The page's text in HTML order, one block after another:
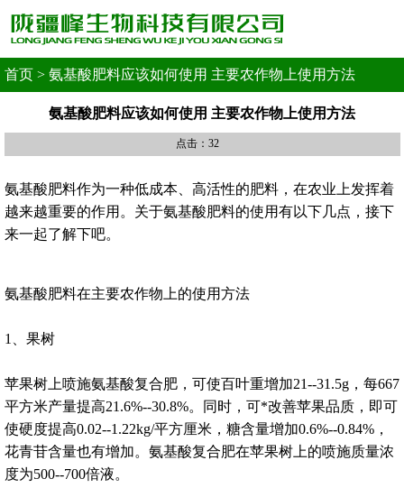
首页 > 氨基酸肥料应该如何使用 主要农作物上使用方法
氨基酸肥料应该如何使用 主要农作物上使用方法
点击：32
氨基酸肥料作为一种低成本、高活性的肥料，在农业上发挥着
越来越重要的作用。关于氨基酸肥料的使用有以下几点，接下
来一起了解下吧。
氨基酸肥料在主要农作物上的使用方法
1、果树
苹果树上喷施氨基酸复合肥，可使百叶重增加21--31.5g，每667
平方米产量提高21.6%--30.8%。同时，可*改善苹果品质，即可
使硬度提高0.02--1.22kg/平方厘米，糖含量增加0.6%--0.84%，
花青苷含量也有增加。氨基酸复合肥在苹果树上的喷施质量浓
度为500--700倍液。